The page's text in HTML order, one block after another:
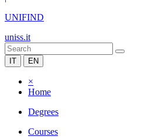
UNIFIND
uniss.it
IT EN
×
Home
Degrees
Courses